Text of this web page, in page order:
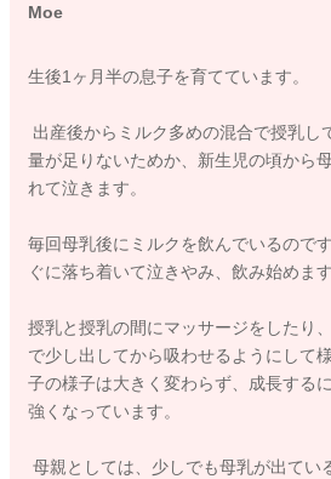
Moe
生後1ヶ月半の息子を育てています。
出産後からミルク多めの混合で授乳し
量が足りないためか、新生児の頃から
れて泣きます。
毎回母乳後にミルクを飲んでいるので
ぐに落ち着いて泣きやみ、飲み始めます
授乳と授乳の間にマッサージをしたり
で少し出してから吸わせるようにして
子の様子は大きく変わらず、成長する
強くなっています。
母親としては、少しでも母乳が出てい